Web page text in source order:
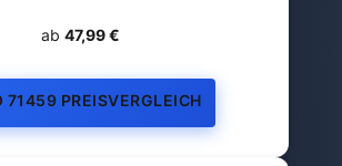
ab 47,99 €
71459 PREISVERGLEICH